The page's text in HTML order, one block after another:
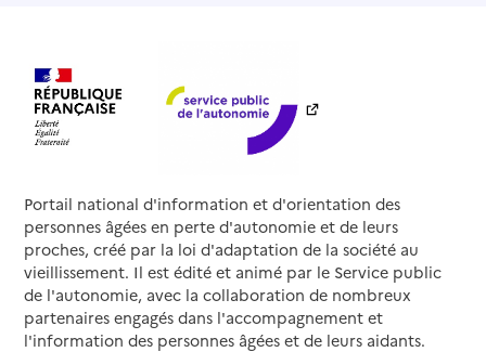
Portail national d'information et d'orientation des
personnes âgées en perte d'autonomie et de leurs
proches, créé par la loi d'adaptation de la société au
vieillissement. Il est édité et animé par le Service public
de l'autonomie, avec la collaboration de nombreux
partenaires engagés dans l'accompagnement et
l'information des personnes âgées et de leurs aidants.